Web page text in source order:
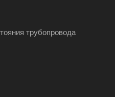
трубопровода